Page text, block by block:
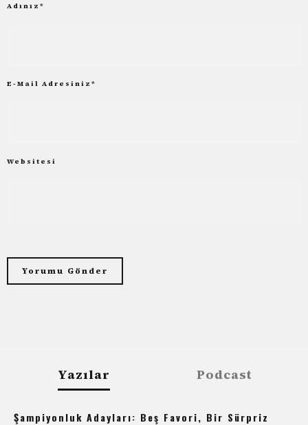
Adınız *
E-Mail Adresiniz *
Websitesi
Yazılar Podcast
Şampiyonluk Adayları: Beş Favori, Bir Sürpriz